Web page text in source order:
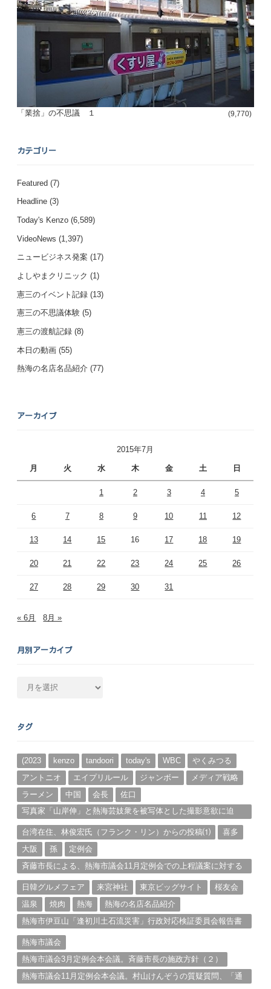
「業捨」の不思議 １ (9,770)
カテゴリー
Featured (7)
Headline (3)
Today's Kenzo (6,589)
VideoNews (1,397)
ニュービジネス発案 (17)
よしやまクリニック (1)
憲三のイベント記録 (13)
憲三の不思議体験 (5)
憲三の渡航記録 (8)
本日の動画 (55)
熱海の名店名品紹介 (77)
アーカイブ
2015年7月
月 火 水 木 金 土 日
1 2 3 4 5
6 7 8 9 10 11 12
13 14 15 16 17 18 19
20 21 22 23 24 25 26
27 28 29 30 31
« 6月 8月 »
月別アーカイブ
カ
ブ
タグ
(2023 kenzo tandoori today's WBC
やくみつる
アントニオ
エイプリルール ジャンボー
メディア戦略
ラーメン
中国 会長
佐口
写真家「山岸伸」と熱海芸妓衆を被写体とした撮影意欲に迫
台湾在住、林俊宏氏（フランク・リン）からの投稿⑴
喜多
大阪
孫
定例会
斉藤市長による、熱海市議会11月定例会での上程議案に対する
日韓グルメフェア
来宮神社 東京ビッグサイト
桜友会
温泉
焼肉 熱海
熱海の名店名品紹介
熱海市伊豆山「逢初川土石流災害」行政対応検証委員会報告書
熱海市議会
熱海市議会3月定例会本会議。斉藤市長の施政方針（２）
熱海市議会11月定例会本会議。村山けんぞうの質疑質問、「通